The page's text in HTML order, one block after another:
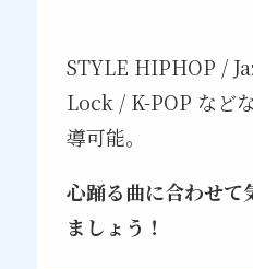
STYLE HIPHOP /
Lock / K-POP など
導可能。
心踊る曲に合わせて
ましょう！